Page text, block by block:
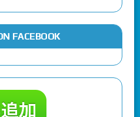
FACEBOOK